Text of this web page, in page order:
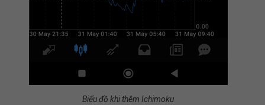
Biểu đồ khi thêm Ichimoku